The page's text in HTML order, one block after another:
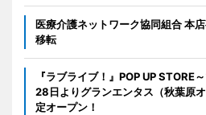
医療介護ネットワーク協同組合 本
移転
『ラブライブ！』POP UP STORE
28日よりグランエンタス（秋葉原
定オープン！